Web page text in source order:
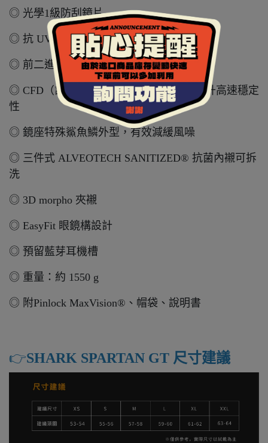
◎ 光學1級防刮鏡片
◎ 抗 UV380 防刮內墨片
◎ 前二進氣口、後二負壓排氣孔
◎ CFD（計算流體動力學）設計，有效提升高速穩定
性
◎ 鏡座特殊鯊魚鱗外型，有效減緩風噪
◎ 三件式 ALVEOTECH SANITIZED® 抗菌內襯可拆
洗
◎ 3D morpho 夾襯
◎ EasyFit 眼鏡構設計
◎ 預留藍芽耳機槽
◎ 重量：約 1550 g
◎ 附Pinlock MaxVision®、帽袋、說明書
👉️SHARK SPARTAN GT 尺寸建議